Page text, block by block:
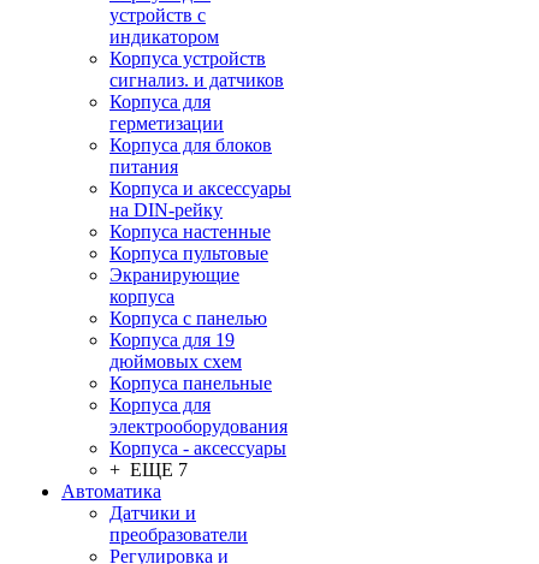
устройств с
индикатором
Корпуса устройств
сигнализ. и датчиков
Корпуса для
герметизации
Корпуса для блоков
питания
Корпуса и аксессуары
на DIN-рейку
Корпуса настенные
Корпуса пультовые
Экранирующие
корпуса
Корпуса с панелью
Корпуса для 19
дюймовых схем
Корпуса панельные
Корпуса для
электрооборудования
Корпуса - аксессуары
+ ЕЩЕ 7
Автоматика
Датчики и
преобразователи
Регулировка и